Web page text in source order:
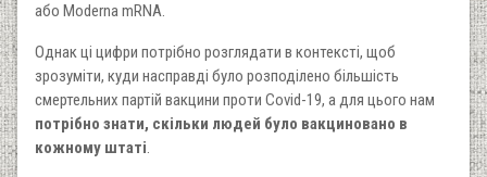
або Moderna mRNA.
Однак ці цифри потрібно розглядати в контексті, щоб
зрозуміти, куди насправді було розподілено більшість
смертельних партій вакцини проти Covid-19, а для цього нам
потрібно знати, скільки людей було вакциновано в
кожному штаті.